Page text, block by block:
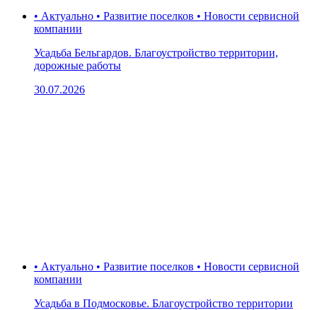
• Актуально • Развитие поселков • Новости сервисной
компании
Усадьба Бельгардов. Благоустройство территории,
дорожные работы
30.07.2026
• Актуально • Развитие поселков • Новости сервисной
компании
Усадьба в Подмосковье. Благоустройство территории